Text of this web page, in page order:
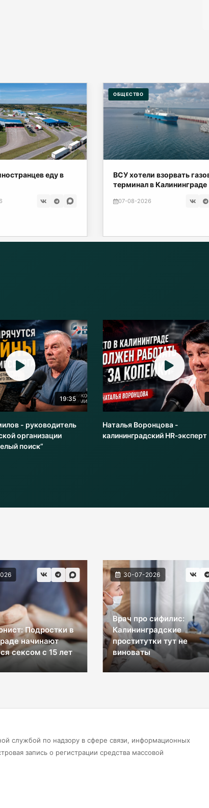
еду в
ОБЩЕСТВО
ВСУ хотели взорвать
терминал в Калининграде
07-08-2026
19:35
- руководитель
организации
поиск”
Наталья Воронцова -
калининградский HR‑эксперт
Подростки в
начинают
сексом с 15 лет
30-07-2026
Врач про сифилис:
Калининградские
проститутки тут не
виноваты
службой по надзору в сфере связи, информационных
запись о регистрации средства массовой